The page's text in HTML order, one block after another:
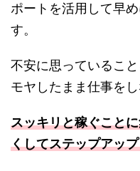
ポートを活用して早
す。
不安に思っているこ
モヤしたまま仕事を
スッキリと稼ぐこと
くしてステップアッ